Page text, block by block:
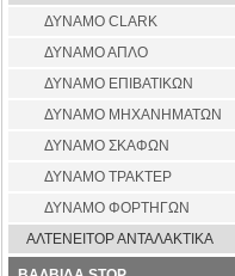
ΔΥΝΑΜΟ CLARK
ΔΥΝΑΜΟ ΑΠΛΟ
ΔΥΝΑΜΟ ΕΠΙΒΑΤΙΚΩΝ
ΔΥΝΑΜΟ ΜΗΧΑΝΗΜΑΤΩΝ
ΔΥΝΑΜΟ ΣΚΑΦΩΝ
ΔΥΝΑΜΟ ΤΡΑΚΤΕΡ
ΔΥΝΑΜΟ ΦΟΡΤΗΓΩΝ
ΑΛΤΕΝΕΙΤΟΡ ΑΝΤΑΛΑΚΤΙΚΑ